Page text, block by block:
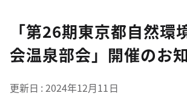
「第26期東京都自然環
会温泉部会」開催のお
更新日 2024年12月11日